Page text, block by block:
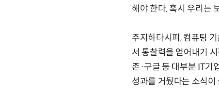
해야 한다. 혹시 우리는
주지하다시피, 컴퓨팅
서 통찰력을 얻어내기
존·구글 등 대부분 IT기
성과를 거뒀다는 소식이